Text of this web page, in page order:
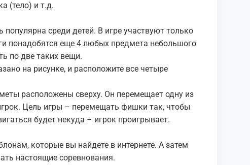
(тело) и т.д.
среди детей. В игре участвуют только
понадобятся еще 4 любых предмета небольшого
по две таких вещи.
на рисунке, и расположите все четыре
расположены сверху. Он перемещает одну из
Цель игры – перемещать фишки так, чтобы
будет некуда – игрок проигрывает.
которые вы найдете в интернете. А затем
настоящие соревнования.